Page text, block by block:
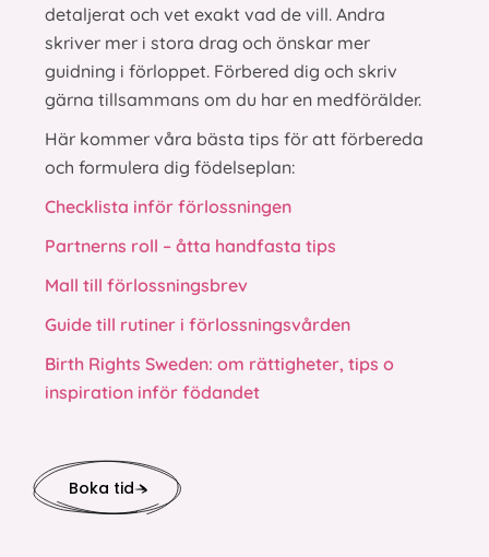
detaljerat och vet exakt vad de vill. Andra
skriver mer i stora drag och önskar mer
guidning i förloppet. Förbered dig och skriv
gärna tillsammans om du har en medförälder.
Här kommer våra bästa tips för att förbereda
och formulera dig födelseplan:
Checklista inför förlossningen
Partnerns roll – åtta handfasta tips
Mall till förlossningsbrev
Guide till rutiner i förlossningsvården
Birth Rights Sweden: om rättigheter, tips o
inspiration inför födandet
Boka tid